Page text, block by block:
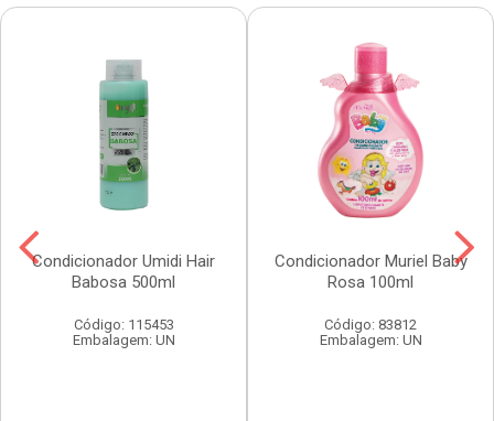
Condicionador Umidi Hair
Babosa 500ml
Código: 115453
Embalagem: UN
Condicionador Muriel Baby
Rosa 100ml
Código: 83812
Embalagem: UN